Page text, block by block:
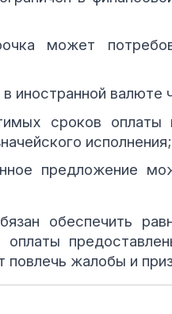
может
иностранной
сроков
исполнения;
предложение
обеспечить
оплаты
жалобы и